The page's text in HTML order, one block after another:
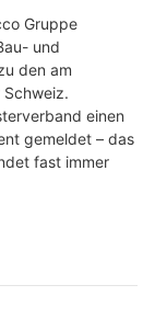
Gruppe
und
den am
einen
gemeldet – das
fast immer